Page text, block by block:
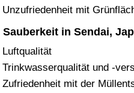
Unzufriedenheit mit
Sauberkeit in Sendai,
Luftqualität
Trinkwasserqualität und -
Zufriedenheit mit der
Gesundheitsversorgungs-
Umweltverschmutzung